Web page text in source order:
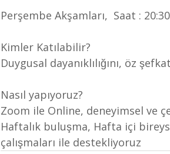
Perşembe Akşamları,  Saat :
Kimler Katılabilir?
Duygusal dayanıklılığını, öz
Nasıl yapıyoruz?
Zoom ile Online, deneyimsel ve
Haftalık buluşma, Hafta içi
çalışmaları ile destekliyoruz